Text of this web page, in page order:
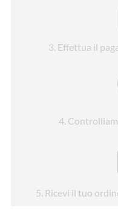
3. Effettua il
4.
5 . Ricevi il tuo